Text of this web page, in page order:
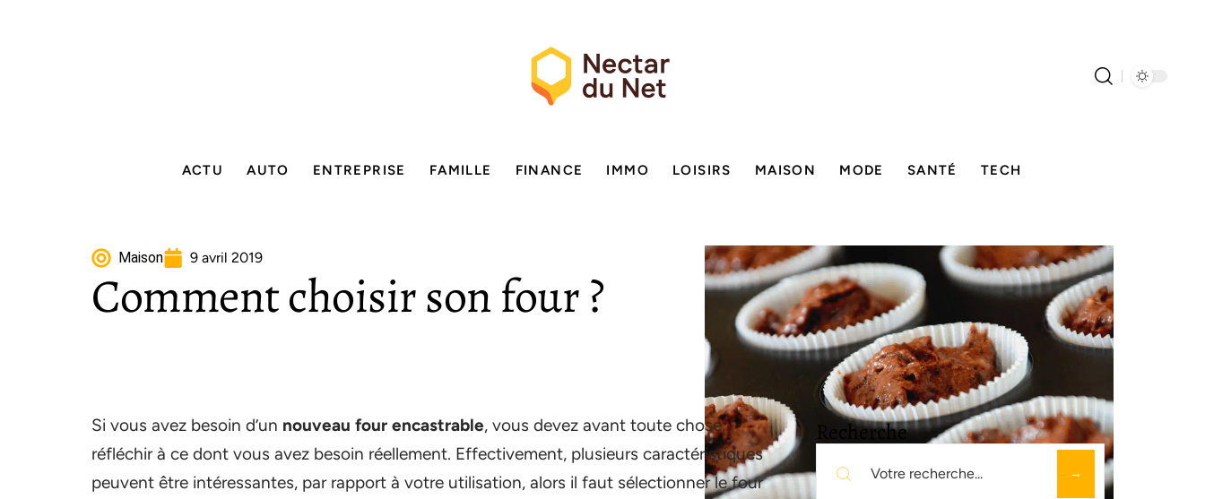
ACTU AUTO ENTREPRISE FAMILLE FINANCE IMMO LOISIRS MAISON MODE SANTÉ TECH
Maison 9 avril 2019
Comment choisir son four ?
Si vous avez besoin d’un nouveau four encastrable, vous devez avant toute chose,
réfléchir à ce dont vous avez besoin réellement. Effectivement, plusieurs caractéristiques
peuvent être intéressantes, par rapport à votre utilisation, alors il faut sélectionner le four
Recherche